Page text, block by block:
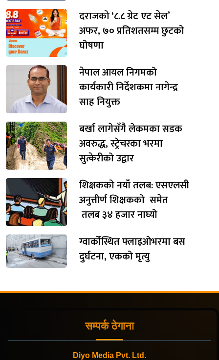
दराजको ‘८.८ ग्रेट एट सेल’
अफर, ७० प्रतिशतसम्म छुटको
घोषणा
नेपाल आयल निगमको
कार्यकारी निर्देशकमा नागेन्द्र
साह नियुक्त
बर्खा लागेसँगै लेकमका सडक
अवरुद्ध, स्ट्रेचरका भरमा
सुत्केरीको उद्वार
शिक्षकको नयाँ तलब: एसएलसी
अनुत्तीर्ण शिक्षकको समेत
तलब ३४ हजार नाघ्यो
ग्वार्कोस्थित फ्लाइओभरमा बस
दुर्घटना, एकको मृत्यु
सम्पर्क ठेगाना
Diyo Media Pvt. Ltd.